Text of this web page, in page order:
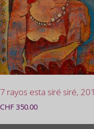
7 rayos esta siré siré,
CHF 350.00